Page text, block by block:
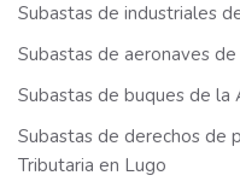
Subastas de industriales
Subastas de aeronaves
Subastas de buques de la
Subastas de derechos de
Tributaria en Lugo